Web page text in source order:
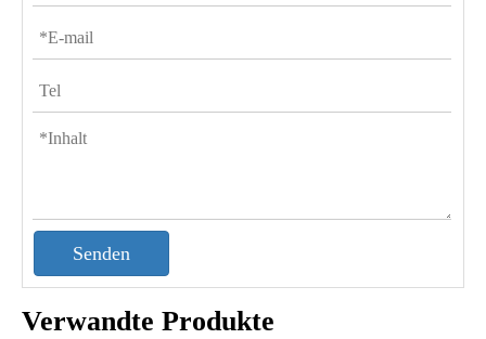
Senden
Verwandte Produkte